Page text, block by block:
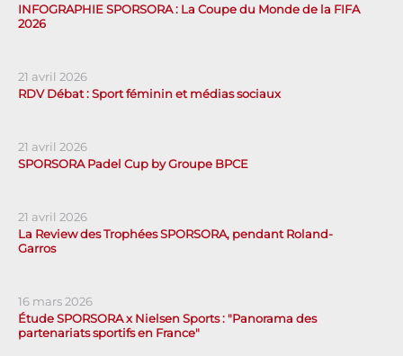
INFOGRAPHIE SPORSORA : La Coupe du Monde de la FIFA
2026
21 avril 2026
RDV Débat : Sport féminin et médias sociaux
21 avril 2026
SPORSORA Padel Cup by Groupe BPCE
21 avril 2026
La Review des Trophées SPORSORA, pendant Roland-
Garros
16 mars 2026
Étude SPORSORA x Nielsen Sports : "Panorama des
partenariats sportifs en France"